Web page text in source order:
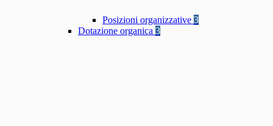
Posizioni organizzative 3
Dotazione organica 3